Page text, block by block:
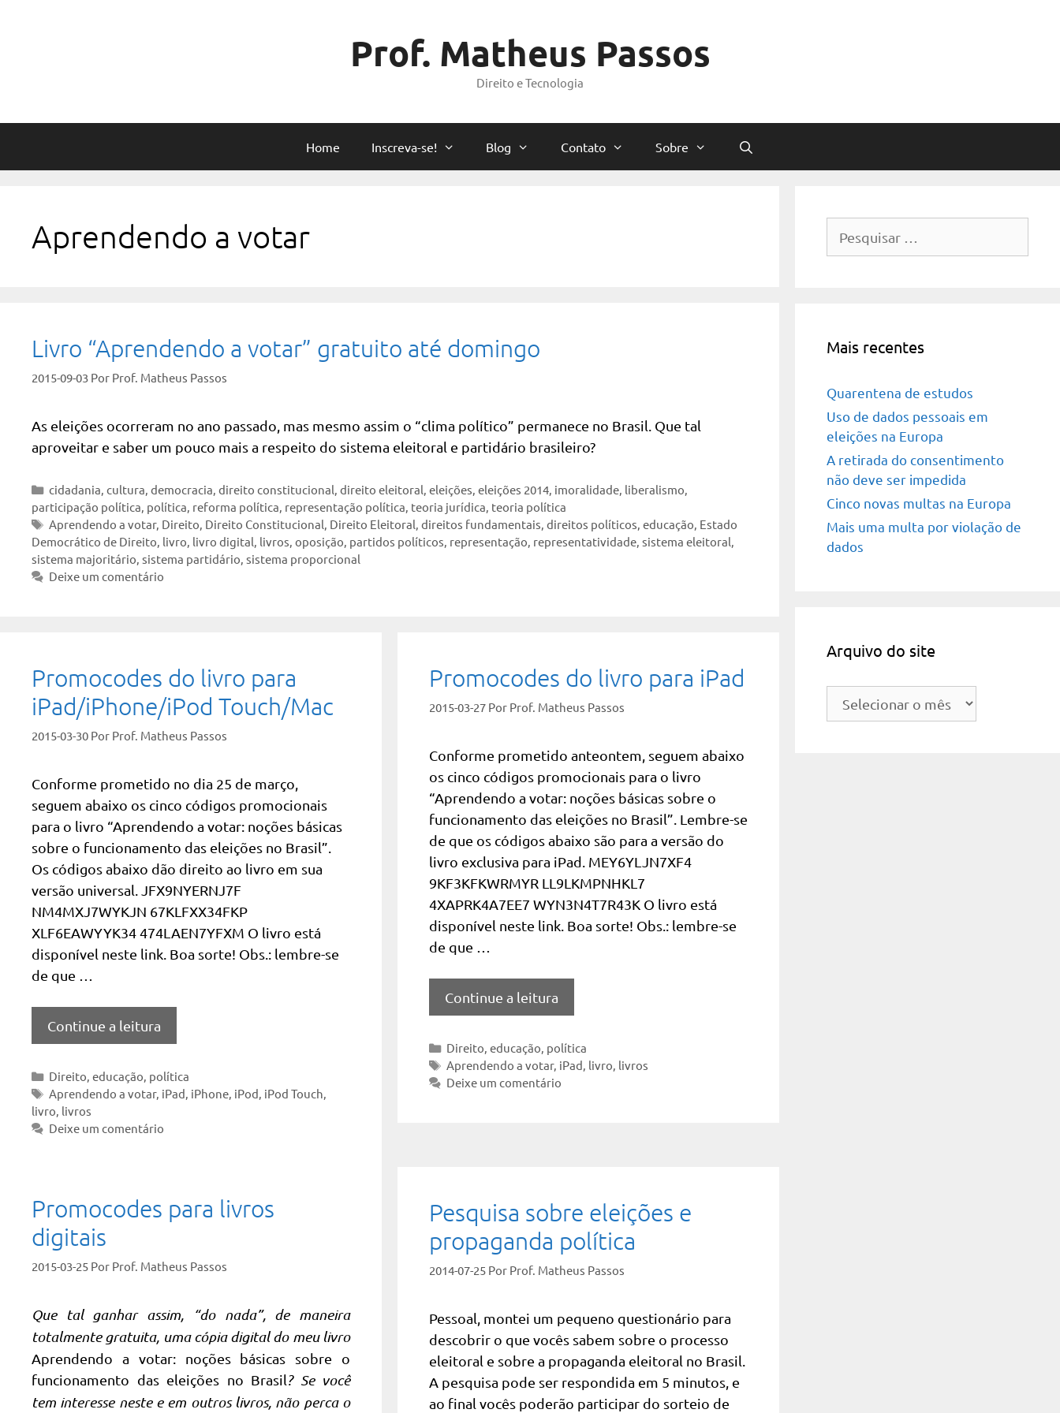
Prof. Matheus Passos
Direito e Tecnologia
Home Inscreva-se! Blog Contato Sobre
Aprendendo a votar
Livro “Aprendendo a votar” gratuito até domingo
2015-09-03 Por Prof. Matheus Passos
As eleições ocorreram no ano passado, mas mesmo assim o “clima político” permanece no Brasil. Que tal
aproveitar e saber um pouco mais a respeito do sistema eleitoral e partidário brasileiro?
Categorias
cidadania,cultura,democracia,direito constitucional,direito eleitoral,eleições,eleições 2014, imoralidade, liberalismo,
participação política, política, reforma política, representação política, teoria jurídica, teoria política
Tags
Aprendendo a votar, Direito, Direito Constitucional, Direito Eleitoral,direitos fundamentais,direitos políticos,educação, Estado
Democrático de Direito, livro, livro digital, livros, oposição, partidos políticos, representação, representatividade, sistema eleitoral,
sistema majoritário, sistema partidário, sistema proporcional
Deixe um comentário
Promocodes do livro para
iPad/iPhone/iPod Touch/Mac
2015-03-30 Por Prof. Matheus Passos
Conforme prometido no dia 25 de março,
seguem abaixo os cinco códigos promocionais
para o livro “Aprendendo a votar: noções básicas
sobre o funcionamento das eleições no Brasil”.
Os códigos abaixo dão direito ao livro em sua
versão universal. JFX9NYERNJ7F
NM4MXJ7WYKJN 67KLFXX34FKP
XLF6EAWYYK34 474LAEN7YFXM O livro está
disponível neste link. Boa sorte! Obs.: lembre-se
de que …
Continue a leitura
Categorias
Direito,educação, política
Tags
Aprendendo a votar, iPad, iPhone, iPod, iPod Touch,
livro, livros
Deixe um comentário
Promocodes do livro para iPad
2015-03-27 Por Prof. Matheus Passos
Conforme prometido anteontem, seguem abaixo
os cinco códigos promocionais para o livro
“Aprendendo a votar: noções básicas sobre o
funcionamento das eleições no Brasil”. Lembre-se
de que os códigos abaixo são para a versão do
livro exclusiva para iPad. MEY6YLJN7XF4
9KF3KFKWRMYR LL9LKMPNHKL7
4XAPRK4A7EE7 WYN3N4T7R43K O livro está
disponível neste link. Boa sorte! Obs.: lembre-se
de que …
Continue a leitura
Categorias
Direito,educação, política
Tags
Aprendendo a votar, iPad, livro, livros
Deixe um comentário
Promocodes para livros
digitais
2015-03-25 Por Prof. Matheus Passos
Que tal ganhar assim, “do nada”, de maneira
totalmente gratuita, uma cópia digital do meu livro
Aprendendo a votar: noções básicas sobre o
funcionamento das eleições no Brasil? Se você
tem interesse neste e em outros livros, não perca o
Pesquisa sobre eleições e
propaganda política
2014-07-25 Por Prof. Matheus Passos
Pessoal, montei um pequeno questionário para
descobrir o que vocês sabem sobre o processo
eleitoral e sobre a propaganda eleitoral no Brasil.
A pesquisa pode ser respondida em 5 minutos, e
ao final vocês poderão participar do sorteio de
por:
Mais recentes
Quarentena de estudos
Uso de dados pessoais em
eleições na Europa
A retirada do consentimento
não deve ser impedida
Cinco novas multas na Europa
Mais uma multa por violação de
dados
Arquivo do site
Arquivo